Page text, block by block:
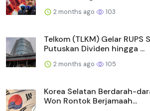
2 months ago 103
Telkom (TLKM) Gelar RUPS
Putuskan Dividen hingga ...
2 months ago 105
Korea Selatan Berdarah-
Won Rontok Berjamaah...